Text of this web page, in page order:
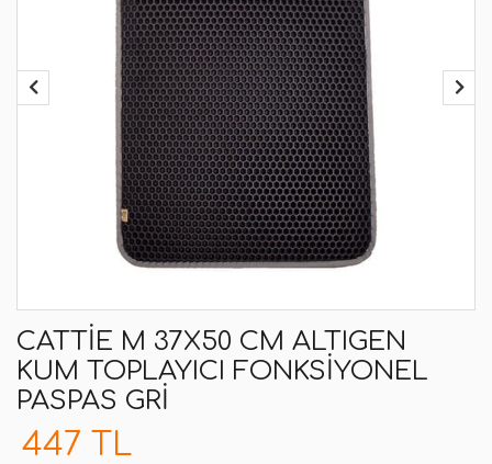
CATTIE M 37X50 CM ALTIGEN
KUM TOPLAYICI FONKSIYONEL
PASPAS GRI
447 TL